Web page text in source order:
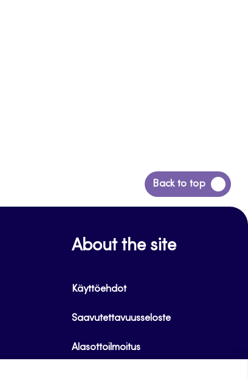
Back to top
Siirry
takaisin
About the site
Käyttöehdot
Saavutettavuusseloste
Alasottoilmoitus